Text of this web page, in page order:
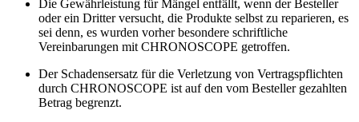
Die Gewährleistung für Mängel entfällt, wenn der Besteller
oder ein Dritter versucht, die Produkte selbst zu reparieren, es
sei denn, es wurden vorher besondere schriftliche
Vereinbarungen mit CHRONOSCOPE getroffen.
Der Schadensersatz für die Verletzung von Vertragspflichten
durch CHRONOSCOPE ist auf den vom Besteller gezahlten
Betrag begrenzt.